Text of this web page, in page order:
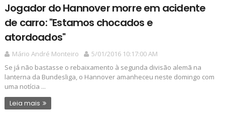
Jogador do Hannover morre em acidente
de carro: "Estamos chocados e
atordoados"
Mário André Monteiro
5/01/2016 10:17:00 AM
Se já não bastasse o rebaixamento à segunda divisão alemã na
lanterna da Bundesliga, o Hannover amanheceu neste domingo com
uma notícia ...
Leia mais